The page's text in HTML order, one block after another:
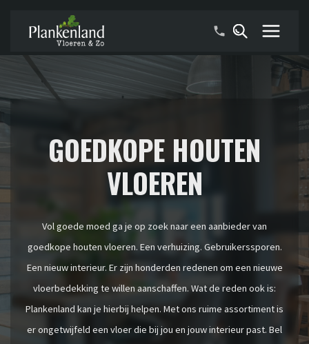
GOEDKOPE HOUTEN
VLOEREN
Vol goede moed ga je op zoek naar een aanbieder van
goedkope houten vloeren. Een verhuizing. Gebruikerssporen.
Een nieuw interieur. Er zijn honderden redenen om een nieuwe
vloerbedekking te willen aanschaffen. Wat de reden ook is:
Plankenland kan je hierbij helpen. Met ons ruime assortiment is
er ongetwijfeld een vloer die bij jou en jouw interieur past. Bel